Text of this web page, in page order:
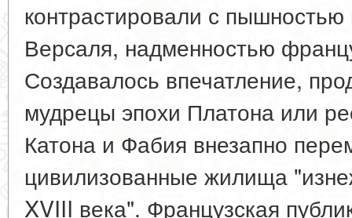
контрастировали с
Версаля, надменностью
Создавалось впечатление,
мудрецы эпохи Платона или
Катона и Фабия внезапно
цивилизованные жилища
XVIII века". Французская